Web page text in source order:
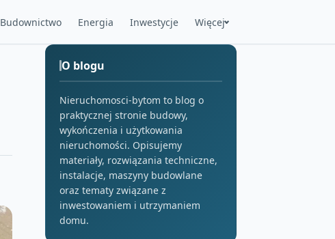
Budownictwo Energia Inwestycje Więcej
O blogu
Nieruchomosci-bytom to blog o
praktycznej stronie budowy,
wykończenia i użytkowania
nieruchomości. Opisujemy
materiały, rozwiązania techniczne,
instalacje, maszyny budowlane
oraz tematy związane z
inwestowaniem i utrzymaniem
domu.